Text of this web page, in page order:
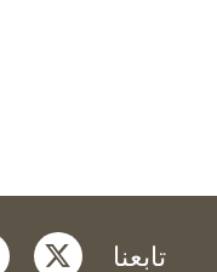
تابعنا twitter